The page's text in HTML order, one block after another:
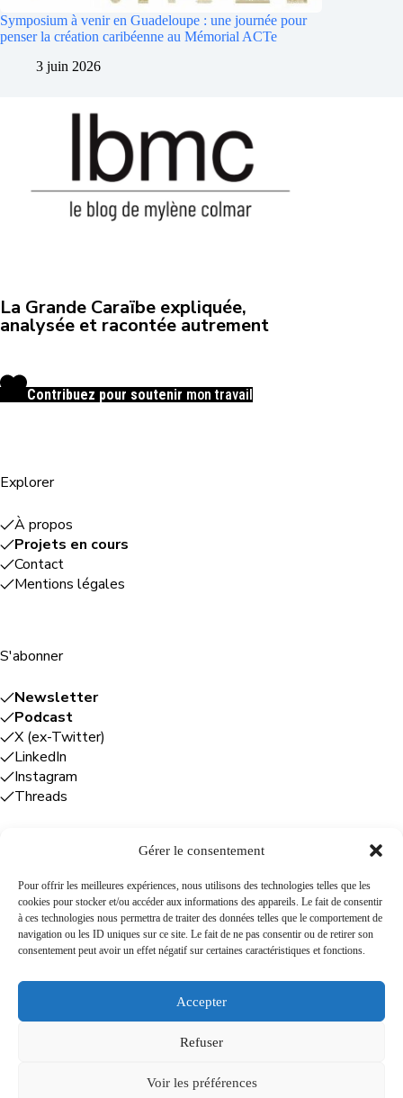
Gérer le consentement
Pour offrir les meilleures expériences, nous utilisons des technologies telles que les
cookies pour stocker et/ou accéder aux informations des appareils. Le fait de consentir
à ces technologies nous permettra de traiter des données telles que le comportement de
navigation ou les ID uniques sur ce site. Le fait de ne pas consentir ou de retirer son
consentement peut avoir un effet négatif sur certaines caractéristiques et fonctions.
Accepter
Refuser
Voir les préférences
Symposium à venir en Guadeloupe : une journée pour
penser la création caribéenne au Mémorial ACTe
3 juin 2026
La Grande Caraïbe expliquée,
analysée et racontée autrement
Contribuez pour soutenir mon travail
Explorer
À propos
Projets en cours
Contact
Mentions légales
S'abonner
Newsletter
Podcast
X (ex-Twitter)
LinkedIn
Instagram
Threads
Plume Caraïbe: conseil éditorial +
rédaction
Foodîles Agency: lab + média + événement
Cuisines mobiles
Newsletter Podcast